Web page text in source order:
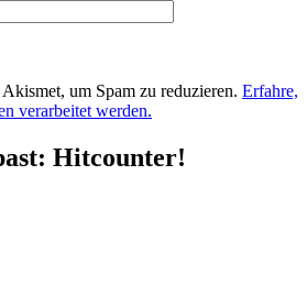
um Spam zu reduzieren. Erfahre,
verarbeitet werden.
Hitcounter!